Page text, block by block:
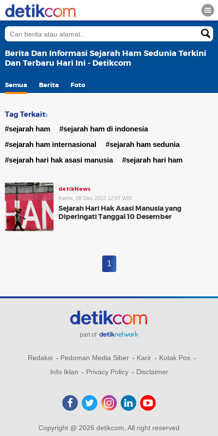
Berita Dan Informasi Sejarah Ham Sedunia Terkini
Dan Terbaru Hari Ini - Detikcom
Semua Berita Foto
Tag Terkait:
#sejarah ham
#sejarah ham di indonesia
#sejarah ham internasional
#sejarah ham sedunia
#sejarah hari hak asasi manusia
#sejarah hari ham
detikNews
Kamis, 08 Des 2022 12:07 WIB
Sejarah Hari Hak Asasi Manusia yang
Diperingati Tanggal 10 Desember
1
part of
Redaksi Pedoman Media Siber Karir
Kotak Pos
Info Iklan
Privacy Policy Disclaimer
Copyright @ 2026 detikcom, All right reserved